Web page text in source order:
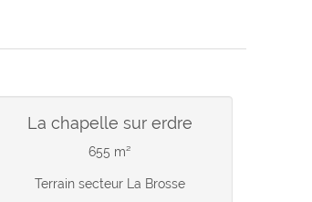
la chapelle sur erdre
655 m²
Terrain secteur La Brosse